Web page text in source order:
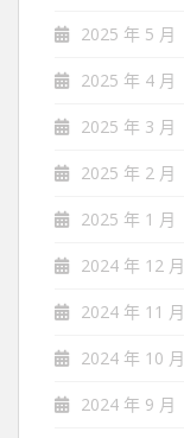
2025 年 5 月
2025 年 4 月
2025 年 3 月
2025 年 2 月
2025 年 1 月
2024 年 12 月
2024 年 11 月
2024 年 10 月
2024 年 9 月